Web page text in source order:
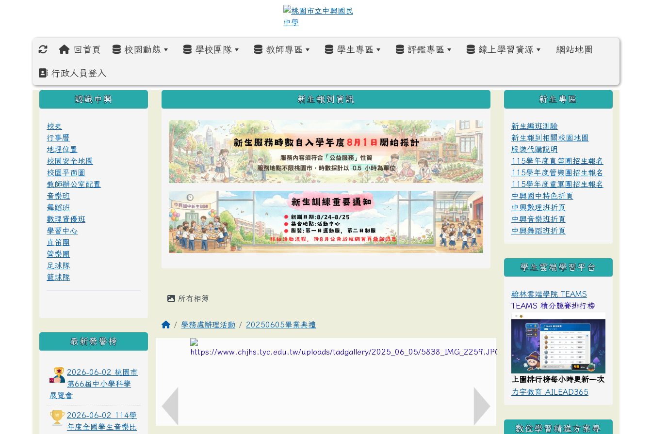
回首頁 校園動態 學校團隊 教師專區 學生專區 評鑑專區 線上學習資源 網站地圖
行政人員登入
:::
新生報到資訊
所有相簿
學務處辦理活動 20250605畢業典禮
:::
認識中興
校史
行事曆
地理位置
校園安全地圖
校園平面圖
教師辦公室配置
音樂班
舞蹈班
數理資優班
學習中心
直笛團
管樂團
足球隊
籃球隊
最新榮譽榜
2026-06-02 桃園市
第66屆中小學科學
展覽會
2026-06-02 114學
年度全國學生音樂比
:::
新生專區
新生編班測驗
新生報到相關校園地圖
服裝代購說明
115學年度直笛團招生報名
115學年度管樂團招生報名
115學年度童軍團招生報名
中興國中特色折頁
中興數理班折頁
中興音樂班折頁
中興舞蹈班折頁
學生雲端學習平台
翰林雲端學院 TEAMS
TEAMS 積分競賽排行榜
上圖排行榜每小時更新一次
力宇教育 AILEAD365
數位學習精進方案專